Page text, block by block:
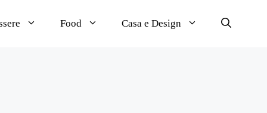
Food Casa e Design